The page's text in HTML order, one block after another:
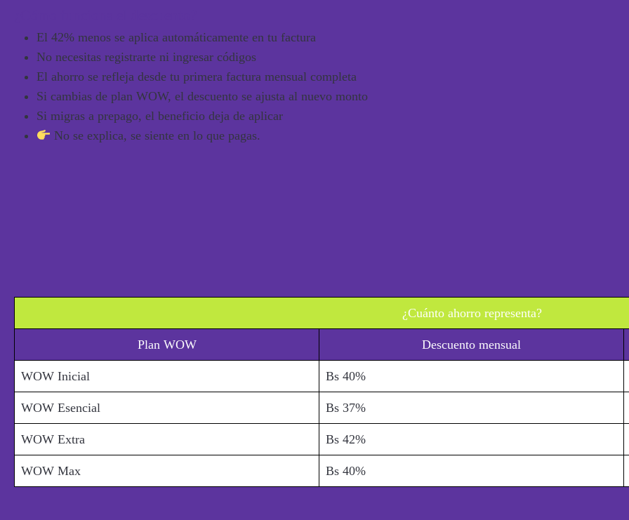
El 42% menos se aplica automáticamente en tu factura
No necesitas registrarte ni ingresar códigos
El ahorro se refleja desde tu primera factura mensual completa
Si cambias de plan WOW, el descuento se ajusta al nuevo monto
Si migras a prepago, el beneficio deja de aplicar
No se explica,se siente en lo que pagas.
¿Cuánto ahorro representa?
Plan WOW Descuento mensual
WOW Inicial Bs 40%
WOW Esencial Bs 37%
WOW Extra Bs 42%
WOW Max Bs 40%